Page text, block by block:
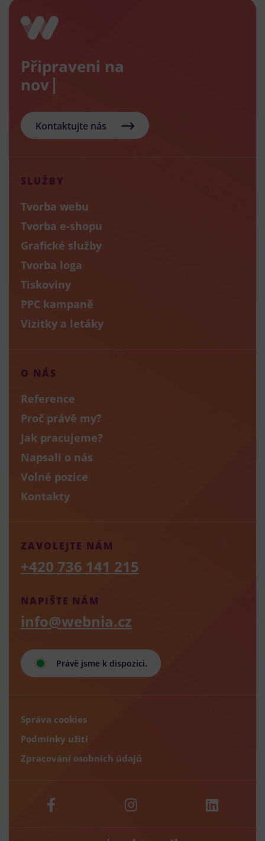
Připraveni na
nový e-sh
Kontaktujte nás
SLUŽBY
Tvorba webu
Tvorba e-shopu
Grafické služby
Tvorba loga
Tiskoviny
PPC kampaně
Vizitky a letáky
O NÁS
Reference
Proč právě my?
Jak pracujeme?
Napsali o nás
Volné pozice
Kontakty
Právě jsme k dispozici.
NAPIŠTE NÁM
info@webnia.cz
ZAVOLEJTE NÁM
+420 736 141 215
Správa cookies
Podmínky užití
Zpracování osobních údajů